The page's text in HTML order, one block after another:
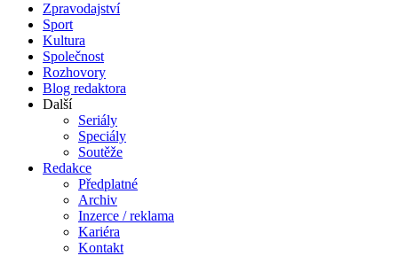
Zpravodajství
Sport
Kultura
Společnost
Rozhovory
Blog redaktora
Další
Seriály
Speciály
Soutěže
Redakce
Předplatné
Archiv
Inzerce / reklama
Kariéra
Kontakt